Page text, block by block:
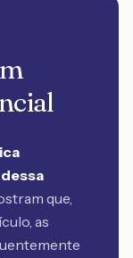
que,
as